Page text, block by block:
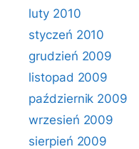
luty 2010
styczeń 2010
grudzień 2009
listopad 2009
październik 2009
wrzesień 2009
sierpień 2009